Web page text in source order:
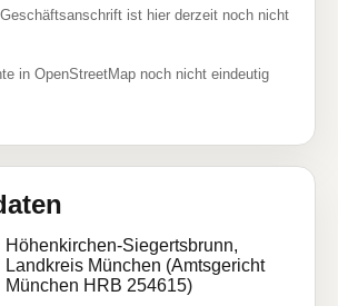
ist hier derzeit noch nicht
in OpenStreetMap noch nicht eindeutig
Höhenkirchen-Siegertsbrunn,
Landkreis München (Amtsgericht
München HRB 254615)